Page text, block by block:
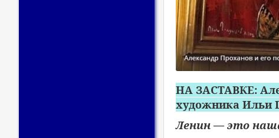
НА ЗАСТАВКЕ:
художника Ильи
Ленин — это